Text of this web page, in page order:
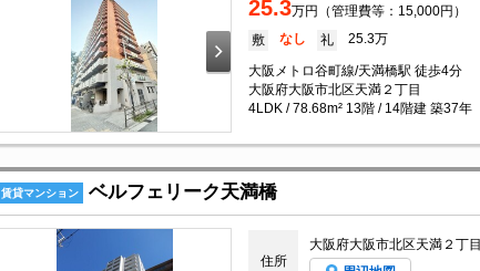
25.3万円（管理費等：15,000円）
敷 なし 礼 25.3万
大阪メトロ谷町線/天満橋駅 徒歩4分
大阪府大阪市北区天満２丁目
4LDK / 78.68m² 13階 / 14階建 築37年
賃貸マンション ベルフェリーク天満橋
住所
大阪府大阪市北区天満２丁目